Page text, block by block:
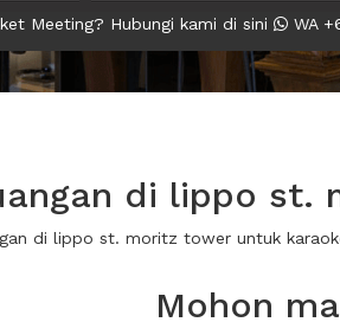
Meeting? Hubungi kami di sini WA
di lippo
di lippo st. moritz tower untuk
Mohon